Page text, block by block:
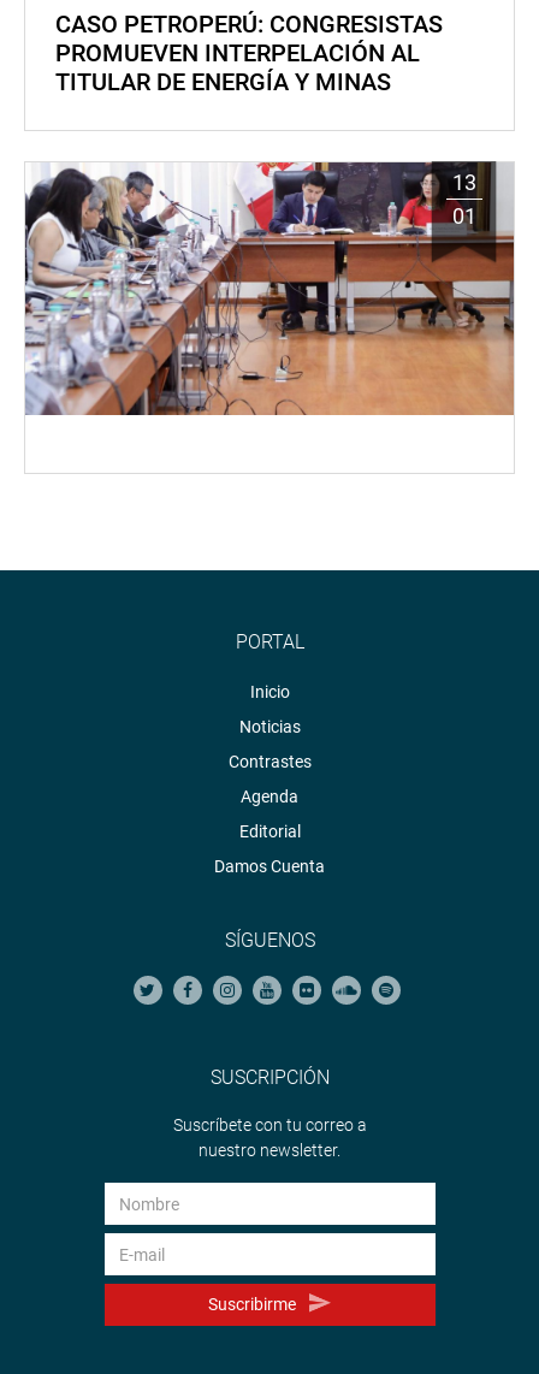
CASO PETROPERÚ: CONGRESISTAS
PROMUEVEN INTERPELACIÓN AL
TITULAR DE ENERGÍA Y MINAS
13
01
PORTAL
Inicio
Noticias
Contrastes
Agenda
Editorial
Damos Cuenta
SÍGUENOS
SUSCRIPCIÓN
Suscríbete con tu correo a
nuestro newsletter.
Suscribirme